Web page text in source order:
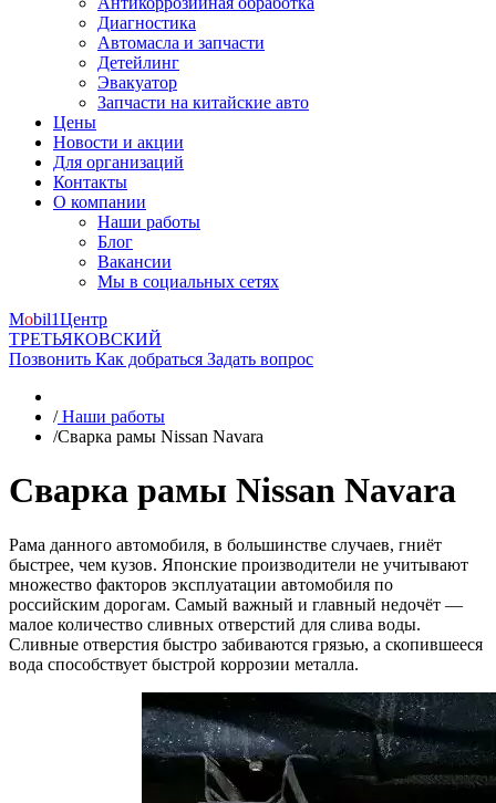
Диагностика
Автомасла и запчасти
Детейлинг
Эвакуатор
Запчасти на китайские авто
Цены
Новости и акции
Для организаций
Контакты
О компании
Наши работы
Блог
Вакансии
Мы в социальных сетях
Mobil1Центр
ТРЕТЬЯКОВСКИЙ
Позвонить Как добраться Задать вопрос
/Наши работы
/Сварка рамы Nissan Navara
Сварка рамы Nissan Navara
Рама данного автомобиля, в большинстве случаев, гниёт
быстрее, чем кузов. Японские производители не учитывают
множество факторов эксплуатации автомобиля по
российским дорогам. Самый важный и главный недочёт —
малое количество сливных отверстий для слива воды.
Сливные отверстия быстро забиваются грязью, а скопившееся
вода способствует быстрой коррозии металла.